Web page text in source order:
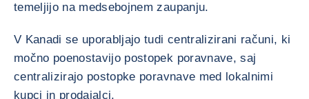
temeljijo na medsebojnem zaupanju.
V Kanadi se uporabljajo tudi centralizirani računi, ki
močno poenostavijo postopek poravnave, saj
centralizirajo postopke poravnave med lokalnimi
kupci in prodajalci.